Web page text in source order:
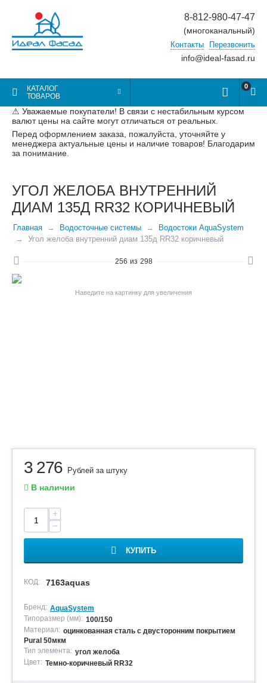
8-812-980-47-47
(многоканальный)
Контакты Перезвонить
info@ideal-fasad.ru
КАТАЛОГ
ТОВАРОВ
0
⚠ Уважаемые покупатели! В связи с нестабильным курсом
валют цены на сайте могут отличаться от реальных.
Перед оформлением заказа, пожалуйста, уточняйте у
менеджера актуальные цены и наличие товаров! Благодарим
за понимание.
УГОЛ ЖЕЛОБА ВНУТРЕННИЙ
ДИАМ 135Д RR32 КОРИЧНЕВЫЙ
Главная Водосточные системы
Водостоки AquaSystem
Угол желоба внутренний диам 135д RR32 коричневый
256 из 298
Наведите на картинку для увеличения
3 276 Рублей за штуку
В наличии
+
−
КУПИТЬ
КОД: 7163aquas
Бренд: AquaSystem
Типоразмер (мм): 100/150
Материал: оцинкованная сталь с двусторонним покрытием
Pural 50мкм
Тип элемента: угол желоба
Цвет: Темно-коричневый RR32